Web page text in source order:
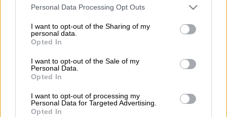
Please note that this website/app uses one or more Google
not limited to your visit or usage behaviour. You may click to
grant or deny consent to Google and its third-party tags to
use your data for below specified purposes in below Google
consent section.
Personal Data Processing Opt Outs
I want to opt-out of the Sharing of my
personal data.
Opted In
I want to opt-out of the Sale of my
Personal Data.
Opted In
I want to opt-out of processing my
Personal Data for Targeted Advertising.
Opted In
οποία είναι δομημένο το μοντέλο συμβάλλει
στη μείωση του βάρους του.
Αξίζει να σημειώσουμε ότι το Kuga Titanium,
το σπορ Kuga STLine και το πολυτελές
Kuga Vignale είναι διαθέσιμα με μία
προηγμένη σειρά
κίνησης. Περιλαμβάνουν τις
εξηλεκτρισμένες εκδόσεις Plug-In Hybrid,